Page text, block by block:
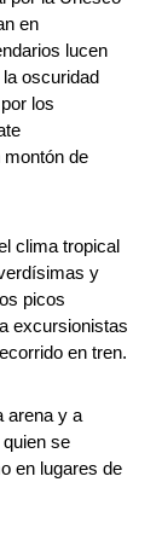
en
lucen
oscuridad
los
montón de
clima tropical
y
picos
excursionistas
en tren.
arena y a
se
en lugares de